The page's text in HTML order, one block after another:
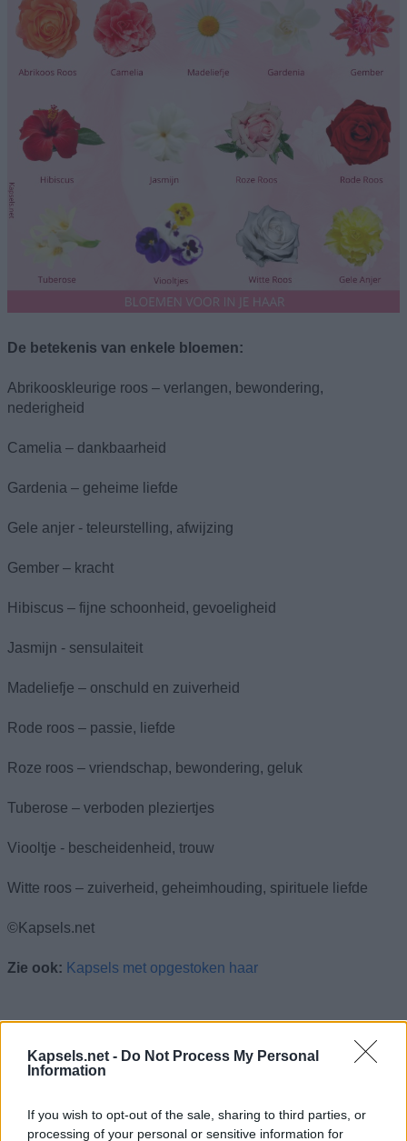
Kapsels.net - Do Not Process My Personal
Information
If you wish to opt-out of the sale, sharing to third parties, or
processing of your personal or sensitive information for
De betekenis van enkele bloemen:
Abrikooskleurige roos – verlangen, bewondering,
nederigheid
Camelia – dankbaarheid
Gardenia – geheime liefde
Gele anjer - teleurstelling, afwijzing
Gember – kracht
Hibiscus – fijne schoonheid, gevoeligheid
Jasmijn - sensulaiteit
Madeliefje – onschuld en zuiverheid
Rode roos – passie, liefde
Roze roos – vriendschap, bewondering, geluk
Tuberose – verboden pleziertjes
Viooltje - bescheidenheid, trouw
Witte roos – zuiverheid, geheimhouding, spirituele liefde
©Kapsels.net
Zie ook: Kapsels met opgestoken haar